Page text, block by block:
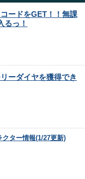
ードをGET！！無課
っ！
ーダイヤを獲得でき
クター情報(1/27更新)